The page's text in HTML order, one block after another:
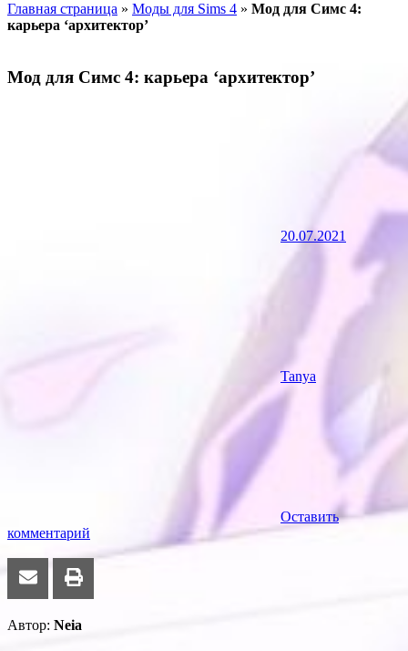
Главная страница » Моды для Sims 4 » Мод для Симс 4:
карьера ‘архитектор’
Мод для Симс 4: карьера ‘архитектор’
20.07.2021
Tanya
Оставить
комментарий
Автор: Neia